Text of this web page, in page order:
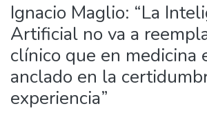
Ignacio Maglio: “La
Artificial no va a
clínico que en medicina
anclado en la
experiencia”